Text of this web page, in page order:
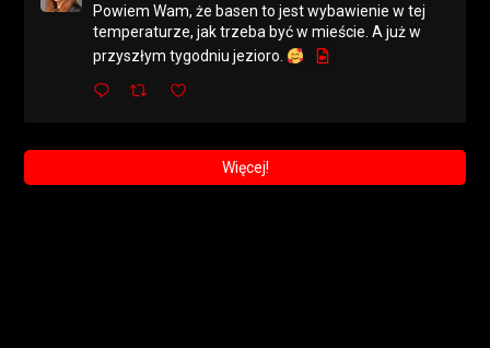
Powiem Wam, że basen to jest wybawienie w tej
temperaturze, jak trzeba być w mieście. A już w
przyszłym tygodniu jezioro.
Więcej!